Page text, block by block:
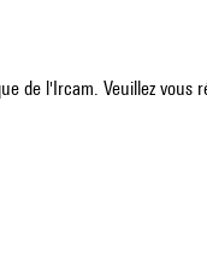
de l'Ircam. Veuillez vous